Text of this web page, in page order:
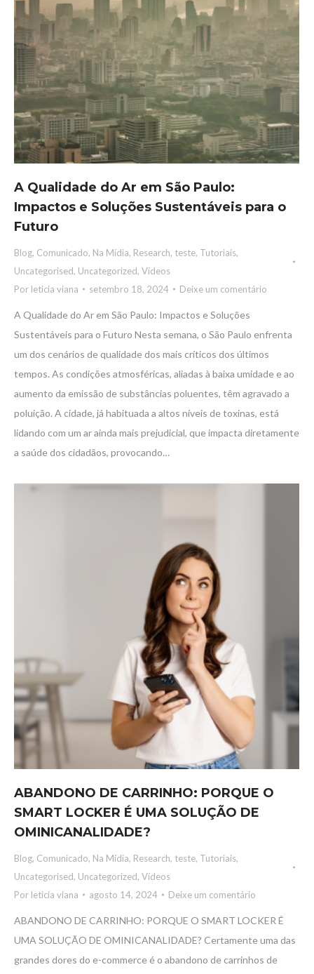
A Qualidade do Ar em São Paulo:
Impactos e Soluções Sustentáveis ​​para o
Futuro
Blog, Comunicado, Na Mídia, Research, teste, Tutoriais,
Uncategorised, Uncategorized, Vídeos
Por leticia viana setembro 18, 2024 Deixe um comentário
A Qualidade do Ar em São Paulo: Impactos e Soluções
Sustentáveis ​​para o Futuro Nesta semana, o São Paulo enfrenta
um dos cenários de qualidade dos mais críticos dos últimos
tempos. As condições atmosféricas, aliadas à baixa umidade e ao
aumento da emissão de substâncias poluentes, têm agravado a
poluição. A cidade, já habituada a altos níveis de toxinas, está
lidando com um ar ainda mais prejudicial, que impacta diretamente
a saúde dos cidadãos, provocando…
ABANDONO DE CARRINHO: PORQUE O
SMART LOCKER É UMA SOLUÇÃO DE
OMINICANALIDADE?
Blog, Comunicado, Na Mídia, Research, teste, Tutoriais,
Uncategorised, Uncategorized, Vídeos
Por leticia viana agosto 14, 2024 Deixe um comentário
ABANDONO DE CARRINHO: PORQUE O SMART LOCKER É
UMA SOLUÇÃO DE OMINICANALIDADE? Certamente uma das
grandes dores do e-commerce é o abandono de carrinhos de